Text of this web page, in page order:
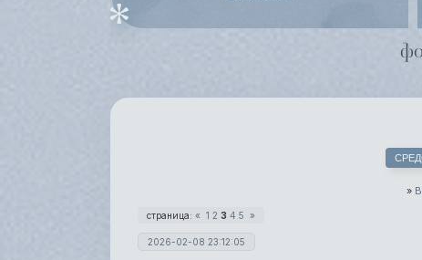
»
страница: « 1 2 3 4 5 »
2026-02-08 23:12:05